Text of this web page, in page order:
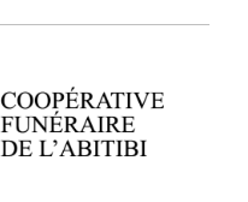
Amos, Qc 17°C